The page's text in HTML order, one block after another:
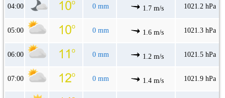
04:00 0 mm 1.7 m/s 1021.2 hPa
05:00 0 mm 1.6 m/s 1021.3 hPa
06:00 0 mm 1.2 m/s 1021.5 hPa
07:00 0 mm 1.4 m/s 1021.9 hPa